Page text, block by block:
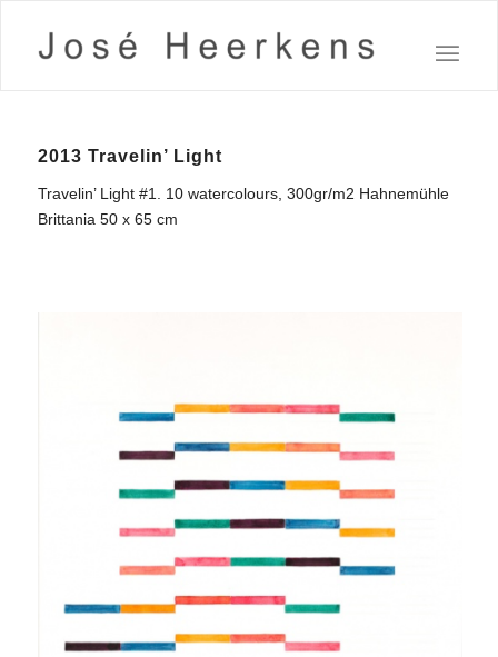
2013 Travelin’ Light
Travelin’ Light #1. 10 watercolours, 300gr/m2 Hahnemühle
Brittania 50 x 65 cm